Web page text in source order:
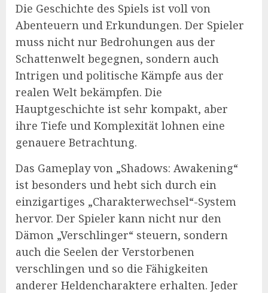
Die Geschichte des Spiels ist voll von
Abenteuern und Erkundungen. Der Spieler
muss nicht nur Bedrohungen aus der
Schattenwelt begegnen, sondern auch
Intrigen und politische Kämpfe aus der
realen Welt bekämpfen. Die
Hauptgeschichte ist sehr kompakt, aber
ihre Tiefe und Komplexität lohnen eine
genauere Betrachtung.
Das Gameplay von „Shadows: Awakening“
ist besonders und hebt sich durch ein
einzigartiges „Charakterwechsel“-System
hervor. Der Spieler kann nicht nur den
Dämon „Verschlinger“ steuern, sondern
auch die Seelen der Verstorbenen
verschlingen und so die Fähigkeiten
anderer Heldencharaktere erhalten. Jeder